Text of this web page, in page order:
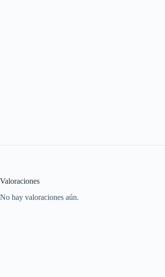
Valoraciones
No hay valoraciones aún.